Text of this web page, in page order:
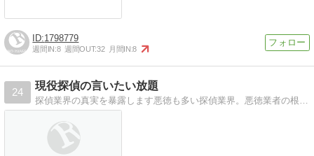
1798779
週間IN:8 週間OUT:32 月間IN:8
24
現役探偵の言いたい放題
探偵業界の真実を暴露します悪徳も多い探偵業界。悪徳業者の根絶を目指しています。